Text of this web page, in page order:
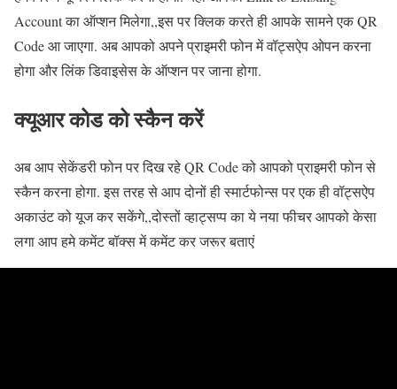
Account का ऑप्शन मिलेगा,,इस पर क्लिक करते ही आपके सामने एक QR
Code आ जाएगा. अब आपको अपने प्राइमरी फोन में वॉट्सऐप ओपन करना
होगा और लिंक डिवाइसेस के ऑप्शन पर जाना होगा.
क्यूआर कोड को स्कैन करें
अब आप सेकेंडरी फोन पर दिख रहे QR Code को आपको प्राइमरी फोन से
स्कैन करना होगा. इस तरह से आप दोनों ही स्मार्टफोन्स पर एक ही वॉट्सऐप
अकाउंट को यूज कर सकेंगे,,दोस्तों व्हाट्सप्प का ये नया फीचर आपको केसा
लगा आप हमे कमेंट बॉक्स में कमेंट कर जरूर बताएं